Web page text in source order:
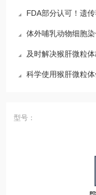
FDA部分认可！遗传毒
体外哺乳动物细胞
及时解决猴肝微粒体出
科学使用猴肝微粒
型号：